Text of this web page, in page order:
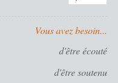
Vous avez besoin...
d'être écouté
d'être soutenu